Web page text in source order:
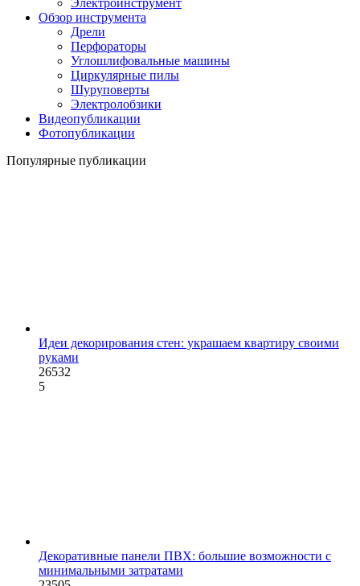
Электроинструмент
Обзор инструмента
Дрели
Перфораторы
Углошлифовальные машины
Циркулярные пилы
Шуруповерты
Электролобзики
Видеопубликации
Фотопубликации
Популярные публикации
Идеи декорирования стен: украшаем квартиру своими
руками
26532
5
Декоративные панели ПВХ: большие возможности с
минимальными затратами